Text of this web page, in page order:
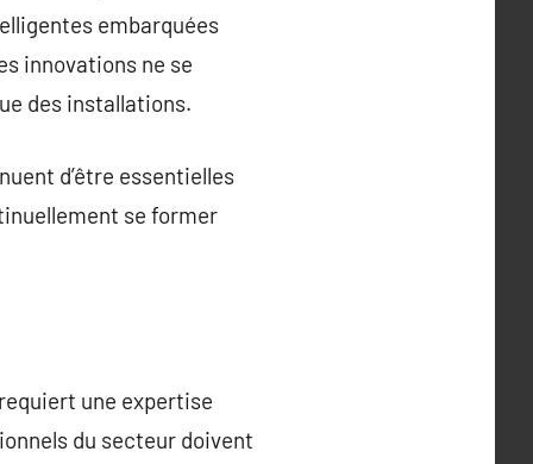
embarquées
innovations ne se
des installations.
d’être essentielles
se former
une expertise
du secteur doivent